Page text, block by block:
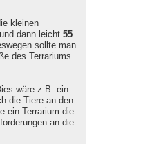
kleinen
dann leicht 55
sollte man
des Terrariums
wäre z.B. ein
die Tiere an den
ein Terrarium die
an die